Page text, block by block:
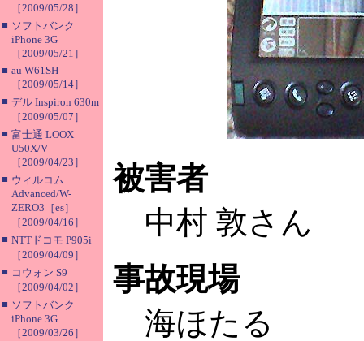
［2009/05/28］
■ ソフトバンク
iPhone 3G
［2009/05/21］
■ au W61SH
［2009/05/14］
■ デル Inspiron 630m
［2009/05/07］
■ 富士通 LOOX
U50X/V
［2009/04/23］
■ ウィルコム
Advanced/W-
ZERO3［es］
［2009/04/16］
■ NTTドコモ P905i
［2009/04/09］
■ コウォン S9
［2009/04/02］
■ ソフトバンク
iPhone 3G
［2009/03/26］
被害者
中村 敦さん
事故現場
海ほたる